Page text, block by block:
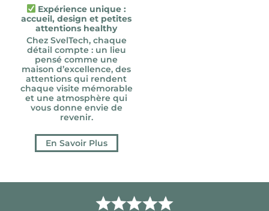
Expérience unique :
accueil, design et petites
attentions healthy
Chez SvelTech, chaque
détail compte : un lieu
pensé comme une
maison d’excellence, des
attentions qui rendent
chaque visite mémorable
et une atmosphère qui
vous donne envie de
revenir.
En Savoir Plus